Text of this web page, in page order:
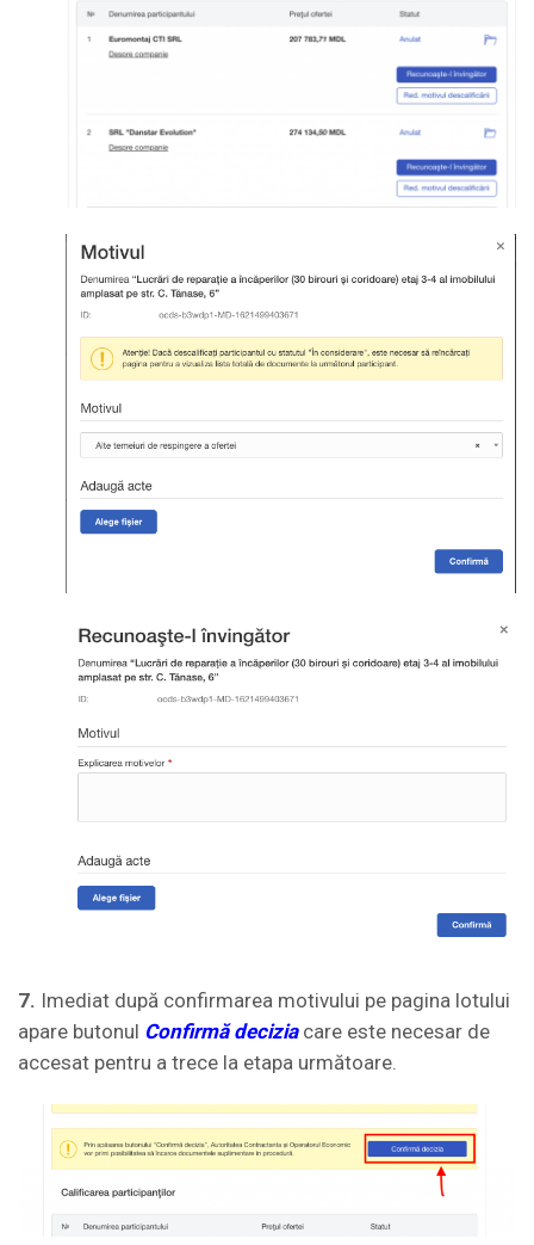
7. Imediat după confirmarea motivului pe pagina lotului
apare butonul Confirmă deciziacare este necesar de
accesat pentru a trece la etapa următoare.